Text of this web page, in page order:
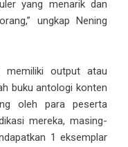
yang menarik dan
ungkap Nening
memiliki output atau
buku antologi konten
oleh para peserta
mereka, masing-
1 eksemplar